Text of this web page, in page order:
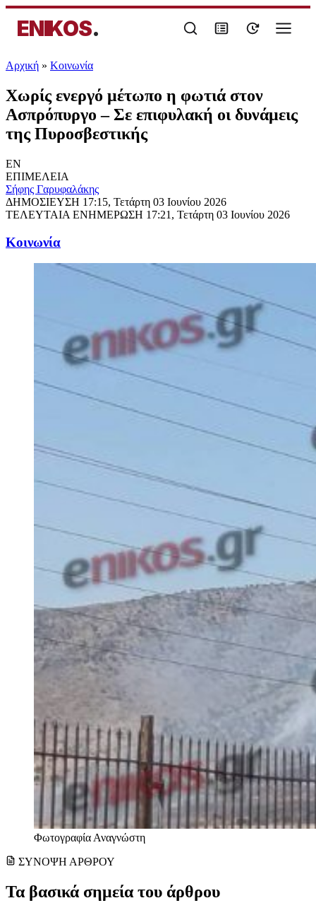
ENIKOS.
Αρχική » Κοινωνία
Χωρίς ενεργό μέτωπο η φωτιά στον
Ασπρόπυργο – Σε επιφυλακή οι δυνάμεις
της Πυροσβεστικής
EN
ΕΠΙΜΕΛΕΙΑ
Σήφης Γαρυφαλάκης
ΔΗΜΟΣΙΕΥΣΗ 17:15, Τετάρτη 03 Ιουνίου 2026
ΤΕΛΕΥΤΑΙΑ ΕΝΗΜΕΡΩΣΗ 17:21, Τετάρτη 03 Ιουνίου 2026
Κοινωνία
Φωτογραφία Αναγνώστη
ΣΥΝΟΨΗ ΑΡΘΡΟΥ
Τα βασικά σημεία του άρθρου